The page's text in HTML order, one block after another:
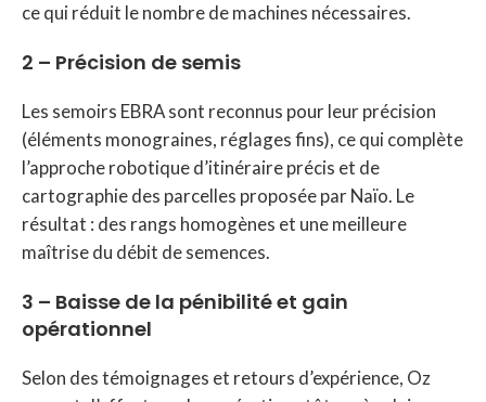
ce qui réduit le nombre de machines nécessaires.
2 – Précision de semis
Les semoirs EBRA sont reconnus pour leur précision
(éléments monograines, réglages fins), ce qui complète
l’approche robotique d’itinéraire précis et de
cartographie des parcelles proposée par Naïo. Le
résultat : des rangs homogènes et une meilleure
maîtrise du débit de semences.
3 – Baisse de la pénibilité et gain
opérationnel
Selon des témoignages et retours d’expérience, Oz